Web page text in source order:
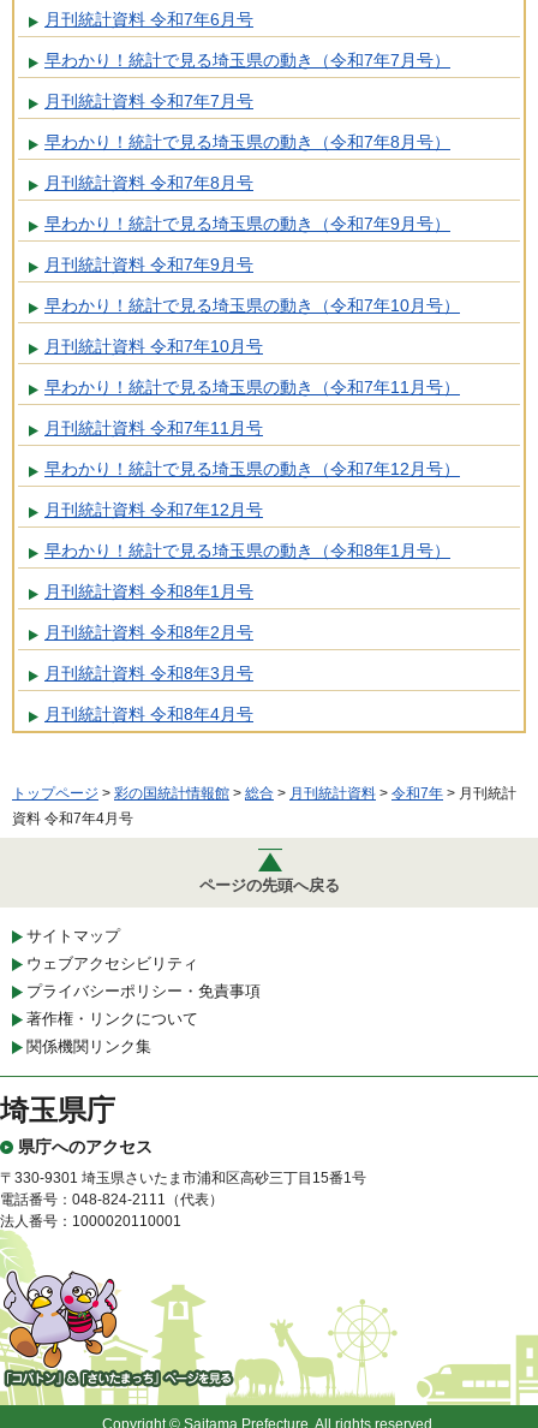
月刊統計資料 令和7年6月号
早わかり！統計で見る埼玉県の動き（令和7年7月号）
月刊統計資料 令和7年7月号
早わかり！統計で見る埼玉県の動き（令和7年8月号）
月刊統計資料 令和7年8月号
早わかり！統計で見る埼玉県の動き（令和7年9月号）
月刊統計資料 令和7年9月号
早わかり！統計で見る埼玉県の動き（令和7年10月号）
月刊統計資料 令和7年10月号
早わかり！統計で見る埼玉県の動き（令和7年11月号）
月刊統計資料 令和7年11月号
早わかり！統計で見る埼玉県の動き（令和7年12月号）
月刊統計資料 令和7年12月号
早わかり！統計で見る埼玉県の動き（令和8年1月号）
月刊統計資料 令和8年1月号
月刊統計資料 令和8年2月号
月刊統計資料 令和8年3月号
月刊統計資料 令和8年4月号
トップページ > 彩の国統計情報館 > 総合 > 月刊統計資料 > 令和7年 > 月刊統計
資料 令和7年4月号
ページの先頭へ戻る
サイトマップ
ウェブアクセシビリティ
プライバシーポリシー・免責事項
著作権・リンクについて
関係機関リンク集
埼玉県庁
県庁へのアクセス
〒330-9301 埼玉県さいたま市浦和区高砂三丁目15番1号
電話番号：048-824-2111（代表）
法人番号：1000020110001
「コバトン」&「さいたまっ
Copyright © Saitama Prefecture. All rights reserved.